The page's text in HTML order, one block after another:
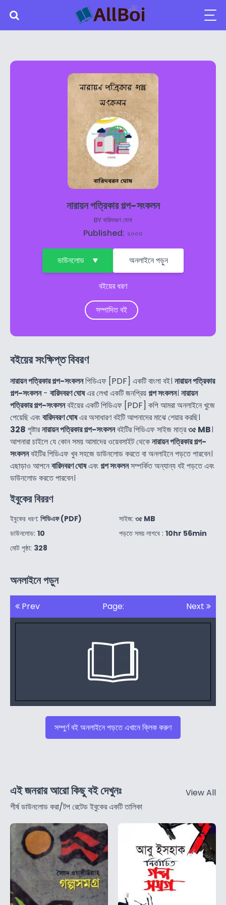
নারায়ন পত্রিকার গল্প-সংকলন
BYবারিদবরণ ঘোষ
Published: ২০০০
ডাউনলোড অনলাইনে পড়ুন
বইয়ের ধরণ
সম্পাদিত বই
বইয়ের সংক্ষিপ্ত বিবরণ
নারায়ন পত্রিকার গল্প-সংকলনপিডিএফ [PDF] একটি বাংলা বই। নারায়ন পত্রিকার
গল্প-সংকলন- বারিদবরণ ঘোষএর লেখা একটি জনপ্রিয়গল্প সংকলন। নারায়ন
পত্রিকার গল্প-সংকলনবইয়ের একটি পিডিএফ [PDF] কপি আমরা অনলাইনে খুজে
পেয়েছি এবংবারিদবরণ ঘোষএর অসাধারণ বইটি আপনাদের মাঝে শেয়ার করছি।
328 পৃষ্টারনারায়ন পত্রিকার গল্প-সংকলনবইটির পিডিএফ সাইজ মাত্র৩৫ MB।
আপনারা চাইলে যে কোন সময় আমাদের ওয়েবসাইট থেকেনারায়ন পত্রিকার গল্প-
সংকলনবইটির পিডিএফ খুব সহজে ডাউনলোড করতে বা অনলাইনে পড়তে পারবেন।
এছাড়াও আপনেবারিদবরণ ঘোষএবংগল্প সংকলনসম্পর্কিত অন্যান্য বই পড়তে এবং
ডাউনলোড করতে পারবেন।
ইবুকের বিররণ
ইবুকের ধরণ: পিডিএফ (PDF)
ডাউনলোড: 10
মোট পৃষ্ঠা: 328
সাইজ: ৩৫ MB
পড়তে সময় লাগবে : 10hr 56min
অনলাইনে পড়ুন
Prev Page: Next
সম্পুর্ণ বই অনলাইনে পড়তে এখানে ক্লিক করুণ
এই জনরার আরো কিছু বই দেখুনঃ
শীর্ষ ডাউনলোড করা/টপ রেটেড ইবুকের একটি তালিকা
View All